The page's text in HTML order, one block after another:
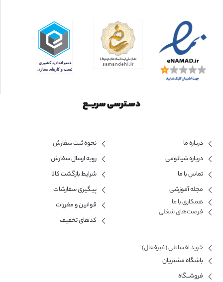
دسـترسی سریــع
درباره ما
درباره شیائومی
تماس با ما
مجله آموزشی
همکاری با ما​
فرصت‌های شغلی
نحوه ثبت سفارش
رویه ارسال سفارش
شرایط بازگشت کالا
پیگیری سفارشات
قوانین و مقررات
کدهای تخفیف
خرید اقساطی (غیرفعال)
باشگاه مشتریان
فروشــگاه